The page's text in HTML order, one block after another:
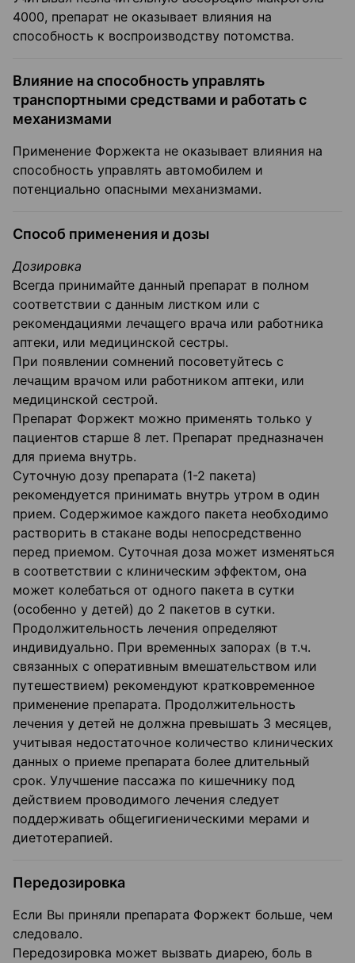
4000, препарат не оказывает влияния на
способность к воспроизводству потомства.
Влияние на способность управлять
транспортными средствами и работать с
механизмами
Применение Форжекта не оказывает влияния на
способность управлять автомобилем и
потенциально опасными механизмами.
Способ применения и дозы
Дозировка
Всегда принимайте данный препарат в полном
соответствии с данным листком или с
рекомендациями лечащего врача или работника
аптеки, или медицинской сестры.
При появлении сомнений посоветуйтесь с
лечащим врачом или работником аптеки, или
медицинской сестрой.
Препарат Форжект можно применять только у
пациентов старше 8 лет. Препарат предназначен
для приема внутрь.
Суточную дозу препарата (1-2 пакета)
рекомендуется принимать внутрь утром в один
прием. Содержимое каждого пакета необходимо
растворить в стакане воды непосредственно
перед приемом. Суточная доза может изменяться
в соответствии с клиническим эффектом, она
может колебаться от одного пакета в сутки
(особенно у детей) до 2 пакетов в сутки.
Продолжительность лечения определяют
индивидуально. При временных запорах (в т.ч.
связанных с оперативным вмешательством или
путешествием) рекомендуют кратковременное
применение препарата. Продолжительность
лечения у детей не должна превышать 3 месяцев,
учитывая недостаточное количество клинических
данных о приеме препарата более длительный
срок. Улучшение пассажа по кишечнику под
действием проводимого лечения следует
поддерживать общегигиеническими мерами и
диетотерапией.
Передозировка
Если Вы приняли препарата Форжект больше, чем
следовало.
Передозировка может вызвать диарею, боль в